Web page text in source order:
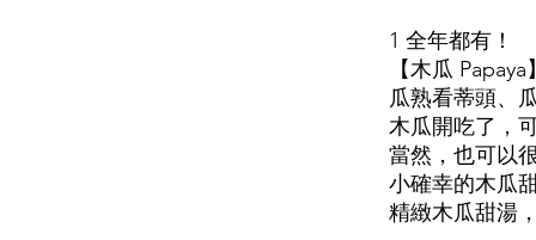
1 全年都有！
【木瓜
瓜熟看蒂頭、
木瓜開吃了，
當然，也可以
小確幸的木瓜
精緻木瓜甜湯